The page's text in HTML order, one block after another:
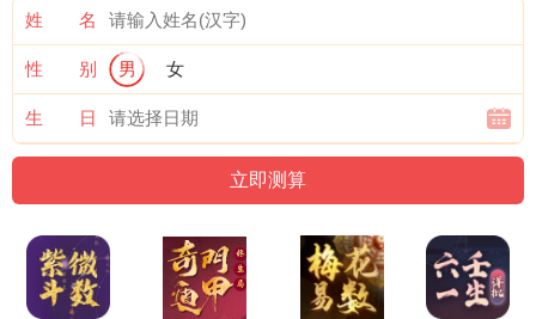
姓 名
性 别 男 女
生 日